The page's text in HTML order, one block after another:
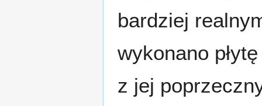
bardziej
wykonano
z jej